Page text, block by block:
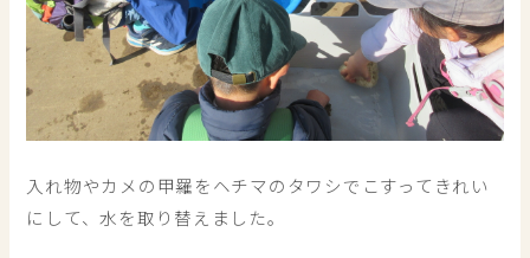
入れ物やカメの甲羅をヘチマのタワシでこすってきれい
にして、水を取り替えました。